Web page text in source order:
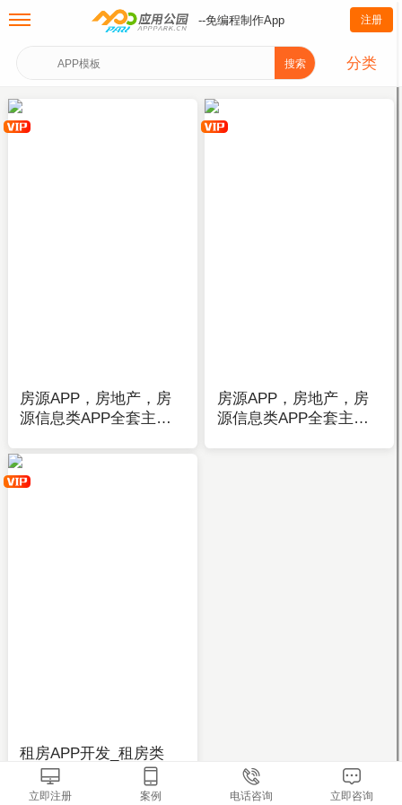
--免编程制作App 注册
搜索 分类
房源APP，房地产，房
源信息类APP全套主题
公园
房源APP，房地产，房
源信息类APP全套主题
租房APP开发_租房类
APP模板_有房资讯_商
铺展示_资讯发布-应用
立即注册 案例 电话咨询 立即咨询